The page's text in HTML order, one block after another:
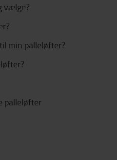
vælge?
min palleløfter?
palleløfter